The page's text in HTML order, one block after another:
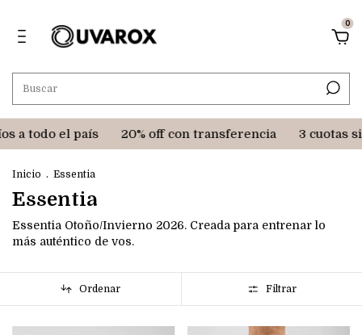
0
todo el país 20% off con transferencia 3 cuotas sin
Inicio . Essentia
Essentia
Essentia Otoño/Invierno 2026. Creada para entrenar lo
más auténtico de vos.
Ordenar Filtrar